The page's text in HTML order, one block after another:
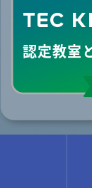
TEC
認定教室